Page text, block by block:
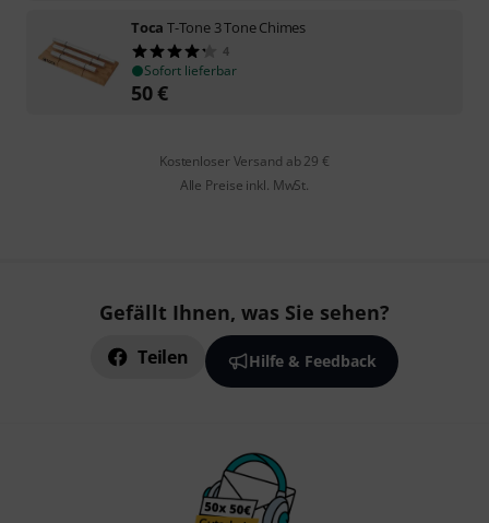
Toca T-Tone 3 Tone Chimes
4
Sofort lieferbar
50€
Kostenloser Versand ab 29 €
Alle Preise inkl. MwSt.
Gefällt Ihnen, was Sie sehen?
Teilen Hilfe & Feedback